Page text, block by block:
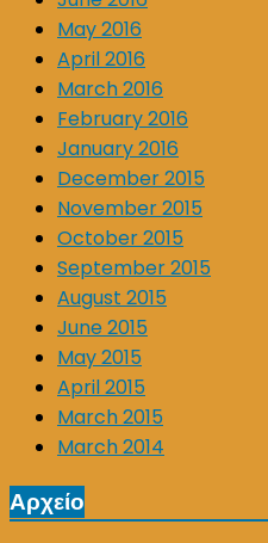
May 2016
April 2016
March 2016
February 2016
January 2016
December 2015
November 2015
October 2015
September 2015
August 2015
June 2015
May 2015
April 2015
March 2015
March 2014
Αρχείο